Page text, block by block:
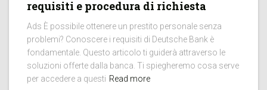
requisiti e procedura di richiesta
Ads È possibile ottenere un prestito personale senza
problemi? Conoscere i requisiti di Deutsche Bank è
fondamentale. Questo articolo ti guiderà attraverso le
soluzioni offerte dalla banca. Ti spiegheremo cosa serve
per accedere a questi Read more